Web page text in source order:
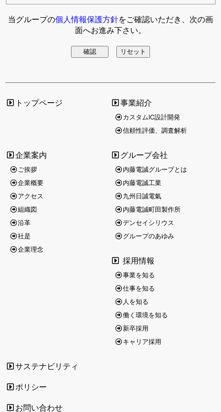
当グループの個人情報保護方針をご確認いただき、次の画
面へお進み下さい。
トップページ 事業紹介
カスタムIC設計開発
信頼性評価、調査解析
企業案内
ご挨拶
企業概要
アクセス
組織図
沿革
社是
企業理念
グループ会社
内藤電誠グループとは
内藤電誠工業
九州日誠電氣
内藤電誠町田製作所
デンセイシリウス
グループのあゆみ
採用情報
事業を知る
仕事を知る
人を知る
働く環境を知る
新卒採用
キャリア採用
サステナビリティ
ポリシー
お問い合わせ